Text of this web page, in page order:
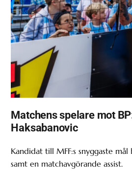
Matchens spelare mot
Haksabanovic
Kandidat till MFF:s snyggaste mål
samt en matchavgörande assist.